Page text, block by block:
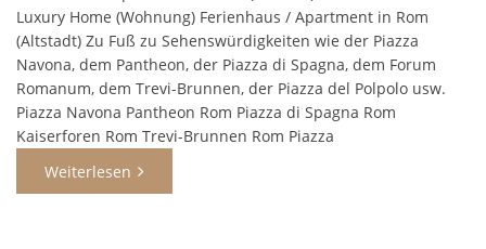
Luxury Home (Wohnung) Ferienhaus / Apartment in Rom
(Altstadt) Zu Fuß zu Sehenswürdigkeiten wie der Piazza
Navona, dem Pantheon, der Piazza di Spagna, dem Forum
Romanum, dem Trevi-Brunnen, der Piazza del Polpolo usw.
Piazza Navona Pantheon Rom Piazza di Spagna Rom
Kaiserforen Rom Trevi-Brunnen Rom Piazza
Weiterlesen